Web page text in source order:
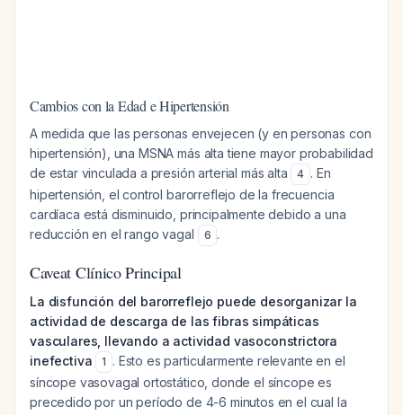
Cambios con la Edad e Hipertensión
A medida que las personas envejecen (y en personas con
hipertensión), una MSNA más alta tiene mayor probabilidad
de estar vinculada a presión arterial más alta
4 . En
hipertensión, el control barorreflejo de la frecuencia
cardíaca está disminuido, principalmente debido a una
reducción en el rango vagal
6 .
Caveat Clínico Principal
La disfunción del barorreflejo puede desorganizar la
actividad de descarga de las fibras simpáticas
vasculares, llevando a actividad vasoconstrictora
inefectiva
1 . Esto es particularmente relevante en el
síncope vasovagal ortostático, donde el síncope es
precedido por un período de 4-6 minutos en el cual la